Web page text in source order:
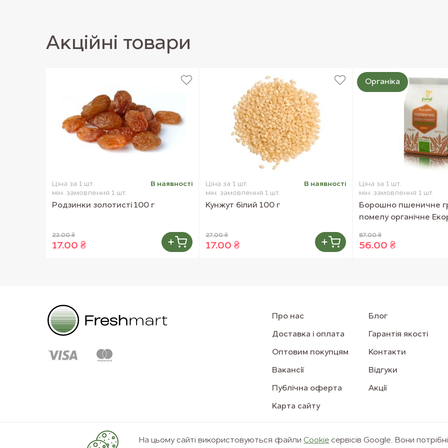
Акцiйнi товари
Ціна за 1 шт.
мін. замовлення 1 шт.
В наявностi
Родзинки золотисті 100 г
23.00 ₴
17.00 ₴
Ціна за 1 шт.
мін. замовлення 1 шт.
В наявностi
Кунжут білий 100 г
27.00 ₴
17.00 ₴
Ціна за 1 шт.
мін. замовлення 1 шт.
Борошно пшеничне
помелу органічне
87.00 ₴
56.00 ₴
Органіка
Про нас Блог
Доставка і оплата Гарантія якості
Оптовим покупцям Контакти
Вакансії Відгуки
Публічна оферта Акції
Карта сайту
На цьому сайті використовуються файлиСookie сервісів Google. Вони